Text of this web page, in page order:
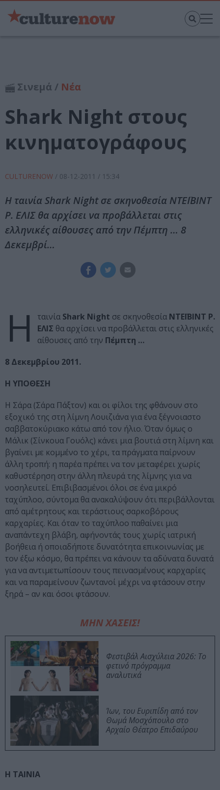
Σινεμά / Νέα
Shark Night στους
κινηματογράφους
CULTURENOW / 08-12-2011 / 15:34
Η ταινία Shark Night σε σκηνοθεσία ΝΤΕΪΒΙΝΤ
Ρ. ΕΛΙΣ θα αρχίσει να προβάλλεται στις
ελληνικές αίθουσες από την Πέμπτη … 8
Δεκεμβρί…
Η ταινία Shark Night σε σκηνοθεσία ΝΤΕΪΒΙΝΤ Ρ.
ΕΛΙΣ θα αρχίσει να προβάλλεται στις ελληνικές
αίθουσες από την Πέμπτη …
8 Δεκεμβρίου 2011.
Η ΥΠΟΘΕΣΗ
Η Σάρα (Σάρα Πάξτον) και οι φίλοι της φθάνουν στο
εξοχικό της στη λίμνη Λουιζιάνα για ένα ξέγνοιαστο
σαββατοκύριακο κάτω από τον ήλιο. Όταν όμως ο
Μάλικ (Σίνκουα Γουόλς) κάνει μια βουτιά στη λίμνη και
βγαίνει με κομμένο το χέρι, τα πράγματα παίρνουν
άλλη τροπή: η παρέα πρέπει να τον μεταφέρει χωρίς
καθυστέρηση στην άλλη πλευρά της λίμνης για να
νοσηλευτεί. Επιβιβασμένοι όλοι σε ένα μικρό
ταχύπλοο, σύντομα θα ανακαλύψουν ότι περιβάλλονται
από αμέτρητους και τεράστιους σαρκοβόρους
καρχαρίες. Και όταν το ταχύπλοο παθαίνει μια
αναπάντεχη βλάβη, αφήνοντάς τους χωρίς ιατρική
βοήθεια ή οποιαδήποτε δυνατότητα επικοινωνίας με
τον έξω κόσμο, θα πρέπει να κάνουν τα αδύνατα δυνατά
για να αντιμετωπίσουν τους πεινασμένους καρχαρίες
και να παραμείνουν ζωντανοί μέχρι να φτάσουν στην
ξηρά – αν και όσοι φτάσουν.
ΜΗΝ ΧΑΣΕΙΣ!
Φεστιβάλ Αισχύλεια 2026: Το
φετινό πρόγραμμα
αναλυτικά
Ίων, του Ευριπίδη από τον
Θωμά Μοσχόπουλο στο
Αρχαίο Θέατρο Επιδαύρου
Η ΤΑΙΝΙΑ